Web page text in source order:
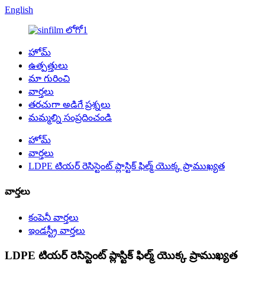
English
హోమ్
ఉత్పత్తులు
మా గురించి
వార్తలు
తరచుగా అడిగే ప్రశ్నలు
మమ్మల్ని సంప్రదించండి
హోమ్
వార్తలు
LDPE టియర్ రెసిస్టెంట్ ప్లాస్టిక్ ఫిల్మ్ యొక్క ప్రాముఖ్యత
వార్తలు
కంపెనీ వార్తలు
ఇండస్ట్రీ వార్తలు
LDPE టియర్ రెసిస్టెంట్ ప్లాస్టిక్ ఫిల్మ్ యొక్క ప్రాముఖ్యత